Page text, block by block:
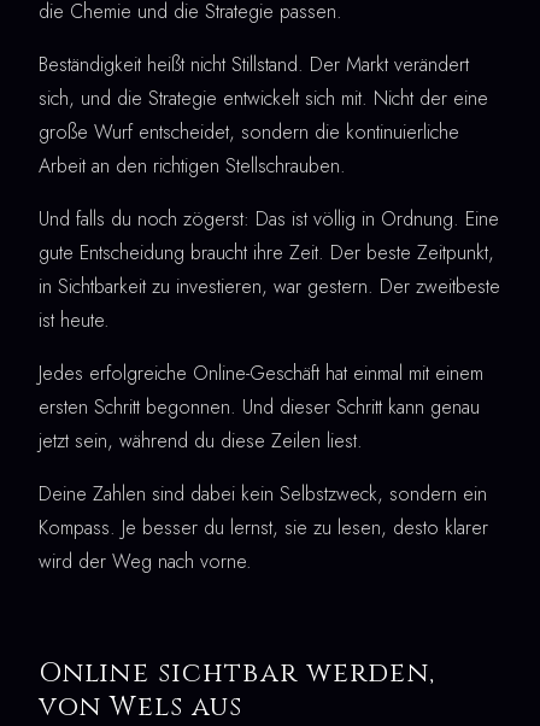
die Chemie und die Strategie passen.
Beständigkeit heißt nicht Stillstand. Der Markt verändert
sich, und die Strategie entwickelt sich mit. Nicht der eine
große Wurf entscheidet, sondern die kontinuierliche
Arbeit an den richtigen Stellschrauben.
Und falls du noch zögerst: Das ist völlig in Ordnung. Eine
gute Entscheidung braucht ihre Zeit. Der beste Zeitpunkt,
in Sichtbarkeit zu investieren, war gestern. Der zweitbeste
ist heute.
Jedes erfolgreiche Online-Geschäft hat einmal mit einem
ersten Schritt begonnen. Und dieser Schritt kann genau
jetzt sein, während du diese Zeilen liest.
Deine Zahlen sind dabei kein Selbstzweck, sondern ein
Kompass. Je besser du lernst, sie zu lesen, desto klarer
wird der Weg nach vorne.
Online sichtbar werden,
von Wels aus